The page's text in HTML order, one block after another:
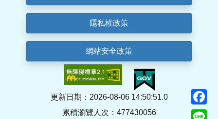
隱私權政策
網站安全政策
更新日期：2026-08-06 14:50:51.0
累積瀏覽人次：477430056